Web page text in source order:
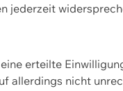
jederzeit
erteilte
allerdings nicht